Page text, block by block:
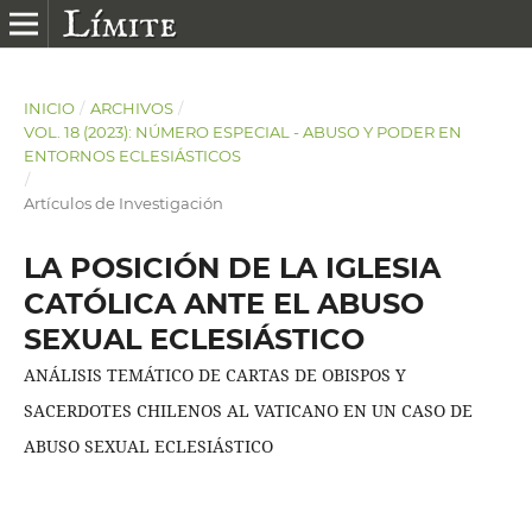
INICIO / ARCHIVOS /
VOL. 18 (2023): NÚMERO ESPECIAL - ABUSO Y PODER EN
ENTORNOS ECLESIÁSTICOS
/
Artículos de Investigación
LA POSICIÓN DE LA IGLESIA
CATÓLICA ANTE EL ABUSO
SEXUAL ECLESIÁSTICO
ANÁLISIS TEMÁTICO DE CARTAS DE OBISPOS Y
SACERDOTES CHILENOS AL VATICANO EN UN CASO DE
ABUSO SEXUAL ECLESIÁSTICO